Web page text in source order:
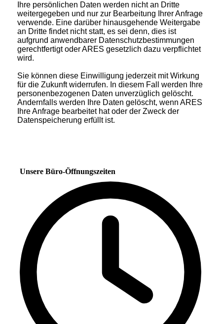
Ihre persönlichen Daten werden nicht an Dritte
weitergegeben und nur zur Bearbeitung Ihrer Anfrage
verwende. Eine darüber hinausgehende Weitergabe
an Dritte findet nicht statt, es sei denn, dies ist
aufgrund anwendbarer Datenschutzbestimmungen
gerechtfertigt oder ARES gesetzlich dazu verpflichtet
wird.
Sie können diese Einwilligung jederzeit mit Wirkung
für die Zukunft widerrufen. In diesem Fall werden Ihre
personenbezogenen Daten unverzüglich gelöscht.
Andernfalls werden Ihre Daten gelöscht, wenn ARES
Ihre Anfrage bearbeitet hat oder der Zweck der
Datenspeicherung erfüllt ist.
Unsere Büro-Öffnungszeiten